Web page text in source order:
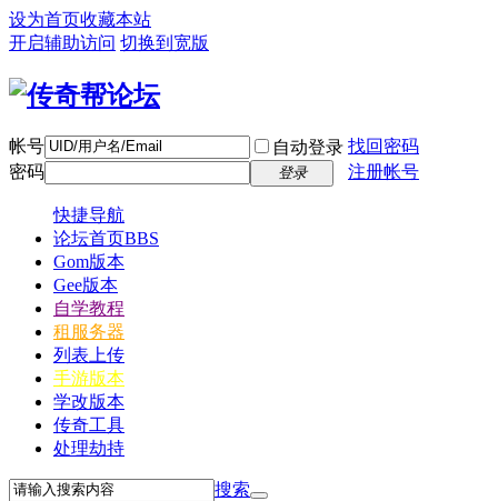
设为首页收藏本站
开启辅助访问 切换到宽版
帐号 自动登录 找回密码
密码
登录 注册帐号
快捷导航
论坛首页BBS
Gom版本
Gee版本
自学教程
租服务器
列表上传
手游版本
学改版本
传奇工具
处理劫持
搜索